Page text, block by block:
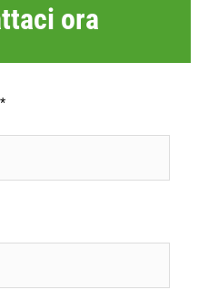
ora